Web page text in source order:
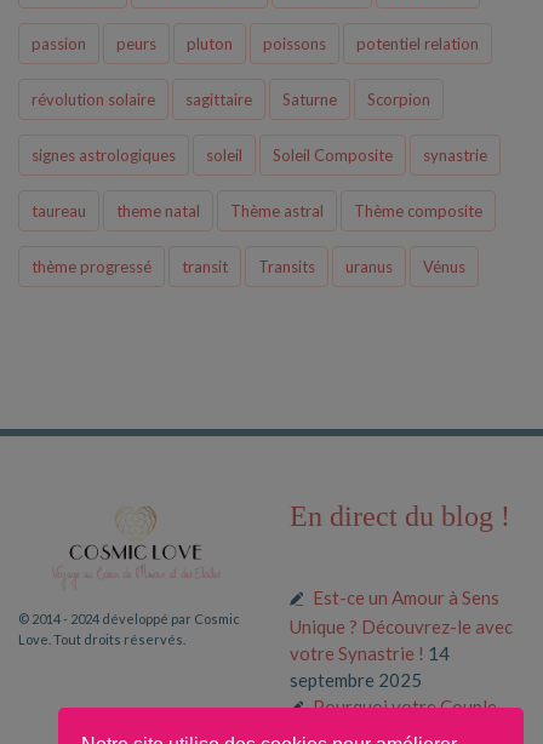
passion peurs pluton poissons potentiel relation
révolution solaire sagittaire Saturne Scorpion
signes astrologiques soleil Soleil Composite synastrie
taureau theme natal Thème astral Thème composite
thème progressé transit Transits uranus Vénus
© 2014 - 2024 développé par Cosmic
Love. Tout droits réservés.
En direct du blog !
Est-ce un Amour à Sens
Unique ? Découvrez-le avec
votre Synastrie ! 14
septembre 2025
Pourquoi votre Couple
fonctionne (ou pas) selon